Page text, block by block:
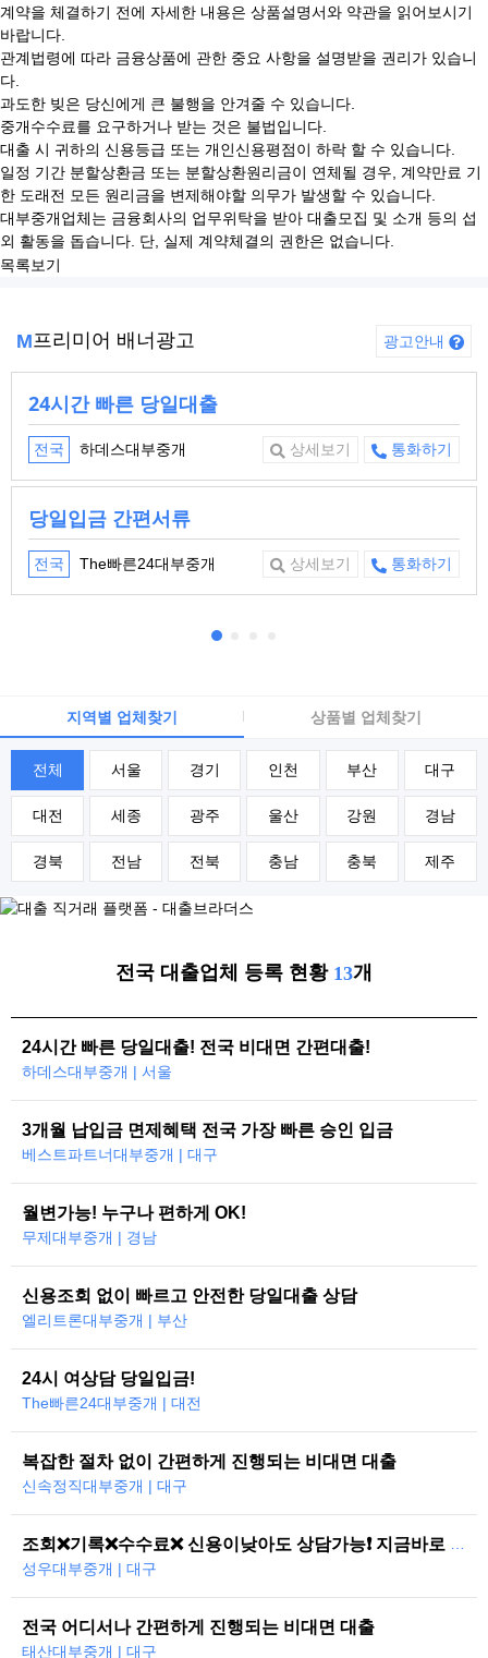
계약을 체결하기 전에 자세한 내용은 상품설명서와 약관을 읽어보시기
바랍니다.
관계법령에 따라 금융상품에 관한 중요 사항을 설명받을 권리가 있습니
다.
과도한 빚은 당신에게 큰 불행을 안겨줄 수 있습니다.
중개수수료를 요구하거나 받는 것은 불법입니다.
대출 시 귀하의 신용등급 또는 개인신용평점이 하락 할 수 있습니다.
일정 기간 분할상환금 또는 분할상환원리금이 연체될 경우, 계약만료 기
한 도래전 모든 원리금을 변제해야할 의무가 발생할 수 있습니다.
대부중개업체는 금융회사의 업무위탁을 받아 대출모집 및 소개 등의 섭
외 활동을 돕습니다. 단, 실제 계약체결의 권한은 없습니다.
목록보기
M프리미어 배너광고 광고안내
24시간 빠른 당일대출
전국 하데스대부중개 상세보기 통화하기
당일입금 간편서류
전국 The빠른24대부중개 상세보기 통화하기
지역별 업체찾기 상품별 업체찾기
전체 서울 경기 인천 부산 대구
대전 세종 광주 울산 강원 경남
경북 전남 전북 충남 충북 제주
전국 대출업체 등록 현황 13개
24시간 빠른 당일대출! 전국 비대면 간편대출!
하데스대부중개 | 서울
3개월 납입금 면제혜택 전국 가장 빠른 승인 입금
베스트파트너대부중개 | 대구
월변가능! 누구나 편하게 OK!
무제대부중개 | 경남
신용조회 없이 빠르고 안전한 당일대출 상담
엘리트론대부중개 | 부산
24시 여상담 당일입금!
The빠른24대부중개 | 대전
복잡한 절차 없이 간편하게 진행되는 비대면 대출
신속정직대부중개 | 대구
성우대부중개 | 대구
전국 어디서나 간편하게 진행되는 비대면 대출
태산대부중개 | 대구